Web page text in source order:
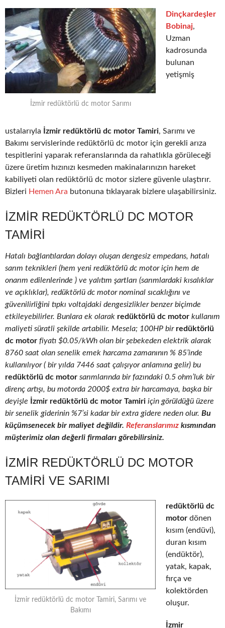
İzmir redüktörlü dc motor Sarımı
Dinçkardeşler
Bobinaj,
Uzman
kadrosunda
bulunan
yetişmiş
ustalarıyla İzmir redüktörlü dc motor Tamiri, Sarımı ve
Bakımı servislerinde redüktörlü dc motor için gerekli arıza
tespitlerini yaparak referanslarında da rahatlıkla görüleceği
üzere üretim hızınızı kesmeden makinalarınızın hareket
kabiliyeti olan redüktörlü dc motor sizlere güvenle ulaştırır.
Bizleri Hemen Ara butonuna tıklayarak bizlere ulaşabilirsiniz.
İZMIR REDÜKTÖRLÜ DC MOTOR
TAMIRI
Hatalı bağlantılardan dolayı oluşan dengesiz empedans, hatalı
sarım teknikleri (hem yeni redüktörlü dc motor için hem de
onarım edilenlerinde ) ve yalıtım şartları (sarımlardaki kısalıklar
ve açıklıklar), redüktörlü dc motor nominal sıcaklığını ve
güvenilirliğini tıpkı voltajdaki dengesizlikler benzer biçimde
etkileyebilirler. Bunlara ek olarak redüktörlü dc motor kullanım
maliyeti süratli şekilde artabilir. Mesela; 100HP birredüktörlü
dc motor fiyatı $0.05/kWh olan bir şebekeden elektrik alarak
8760 saat olan senelik emek harcama zamanının % 85’inde
kullanılıyor ( bir yılda 7446 saat çalışıyor anlamına gelir) bu
redüktörlü dc motor sarımlarında bir fazındaki 0.5 ohm’luk bir
direnç artışı, bu motorda 2000$ extra bir harcamaya, başka bir
deyişle İzmir redüktörlü dc motor Tamiri için görüldüğü üzere
bir senelik giderinin %7’si kadar bir extra gidere neden olur. Bu
küçümsenecek bir maliyet değildir. Referanslarımız kısmından
müşterimiz olan değerli firmaları görebilirsiniz.
İZMIR REDÜKTÖRLÜ DC MOTOR
TAMIRI VE SARIMI
İzmir redüktörlü dc motor Tamiri, Sarımı ve
Bakımı
redüktörlü dc
motor dönen
kısım (endüvi),
duran kısım
(endüktör),
yatak, kapak,
fırça ve
kolektörden
oluşur.
İzmir